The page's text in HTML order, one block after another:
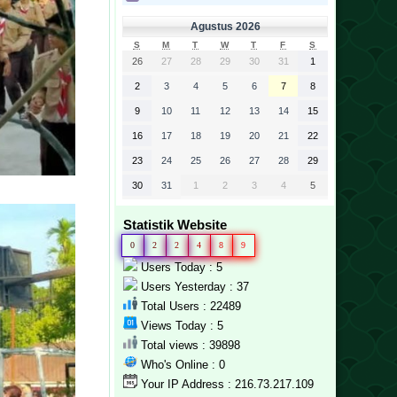
Agustus 2026
S M T W T F S
26 27 28 29 30 31 1
2 3 4 5 6 7 8
9 10 11 12 13 14 15
16 17 18 19 20 21 22
23 24 25 26 27 28 29
30 31 1 2 3 4 5
Statistik Website
0 2 2 4 8 9
Users Today : 5
Users Yesterday : 37
Total Users : 22489
Views Today : 5
Total views : 39898
Who's Online : 0
Your IP Address : 216.73.217.109